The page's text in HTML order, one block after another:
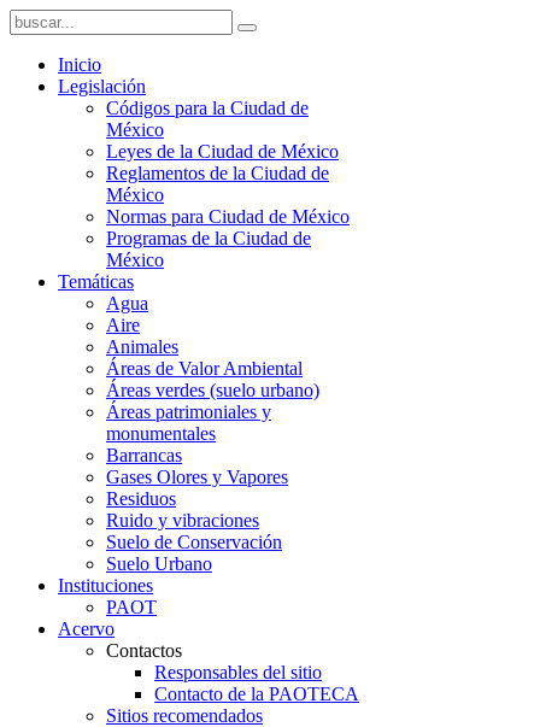
Inicio
Legislación
Códigos para la Ciudad de
México
Leyes de la Ciudad de México
Reglamentos de la Ciudad de
México
Normas para Ciudad de México
Programas de la Ciudad de
México
Temáticas
Agua
Aire
Animales
Áreas de Valor Ambiental
Áreas verdes (suelo urbano)
Áreas patrimoniales y
monumentales
Barrancas
Gases Olores y Vapores
Residuos
Ruido y vibraciones
Suelo de Conservación
Suelo Urbano
Instituciones
PAOT
Acervo
Contactos
Responsables del sitio
Contacto de la PAOTECA
Sitios recomendados